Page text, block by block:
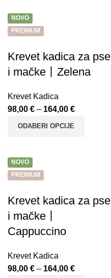
NOVO
PREMIUM
Krevet kadica za pse
i mačke丨Zelena
Krevet Kadica
98,00 € – 164,00 €
ODABERI OPCIJE
NOVO
PREMIUM
Krevet kadica za pse
i mačke丨
Cappuccino
Krevet Kadica
98,00 € – 164,00 €